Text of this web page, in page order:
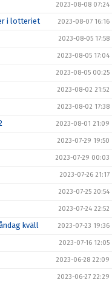
2023-08-08 07:24
i lotteriet 2023-08-07 16:16
2023-08-05 17:58
2023-08-05 17:04
2023-08-05 00:25
2023-08-02 21:52
2023-08-02 17:38
2023-08-01 21:09
2023-07-29 19:50
2023-07-29 00:03
2023-07-26 21:17
2023-07-25 20:54
2023-07-24 22:52
kväll 2023-07-23 19:36
2023-07-16 12:05
2023-06-28 22:09
2023-06-27 22:29